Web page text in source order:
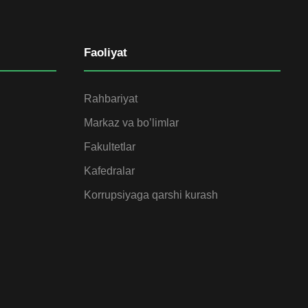
Faoliyat
Rahbariyat
Markaz va bo’limlar
Fakultetlar
Kafedralar
Korrupsiyaga qarshi kurash